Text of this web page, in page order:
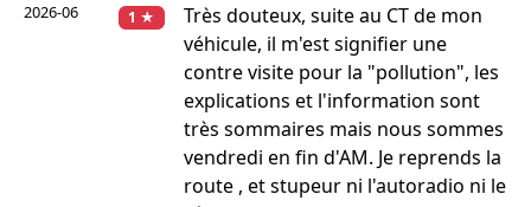
2026-06 1 ★
Très douteux, suite au CT de mon
véhicule, il m'est signifier une
contre visite pour la "pollution", les
explications et l'information sont
très sommaires mais nous sommes
vendredi en fin d'AM. Je reprends la
route , et stupeur ni l'autoradio ni le